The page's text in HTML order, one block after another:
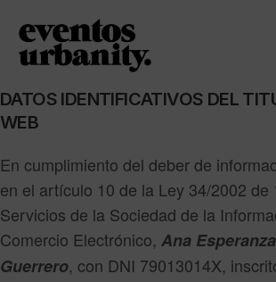
DATOS IDENTIFICATIVOS DEL
WEB
En cumplimiento del deber de
en el artículo 10 de la Ley 34/2002 de
Servicios de la Sociedad de la
Comercio Electrónico, Ana
Guerrero, con DNI 79013014X,